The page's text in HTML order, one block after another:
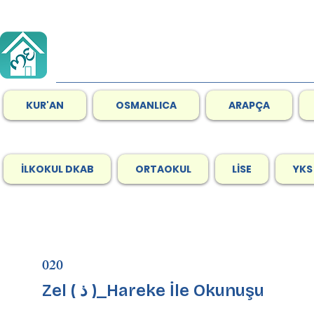
KUR'AN OSMANLICA ARAPÇA
İLKOKUL DKAB ORTAOKUL LİSE
020
Zel ( ذ )_Hareke İle Okunuşu